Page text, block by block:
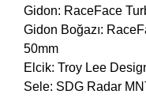
Gidon: RaceFace
Gidon Boğazı:
50mm
Elcik: Troy Lee
Sele: SDG Radar